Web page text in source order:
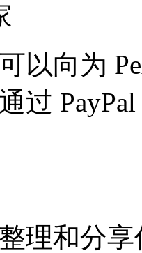
以向为
过
理和分